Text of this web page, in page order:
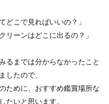
どこで見ればいいの？」
リーンはどこに出るの？」
るまでは分からなかったこと
したので、
ために、おすすめ鑑賞場所な
たいと思います。